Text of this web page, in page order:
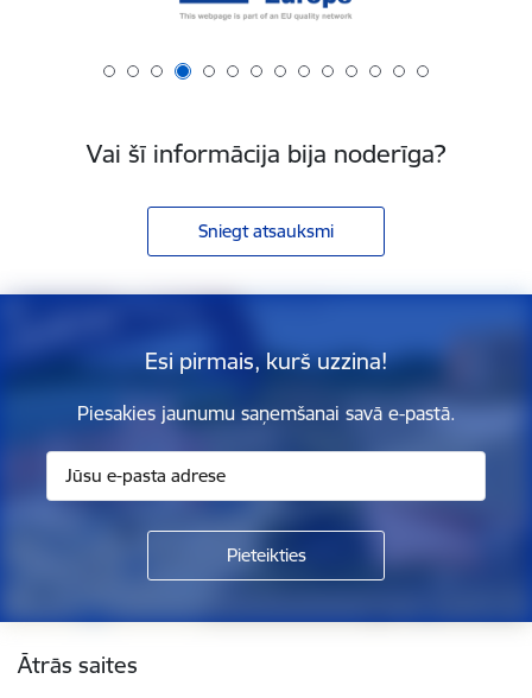
Vai šī informācija bija noderīga?
Sniegt atsauksmi
Esi pirmais, kurš uzzina!
Piesakies jaunumu saņemšanai savā e-pastā.
Ātrās saites